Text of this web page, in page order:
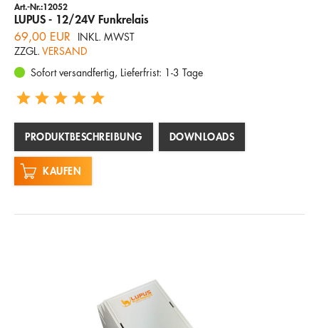
Art.-Nr.:12052
LUPUS - 12/24V Funkrelais
69,00 EUR
INKL. MWST
ZZGL. VERSAND
Sofort versandfertig, Lieferfrist: 1-3 Tage
PRODUKTBESCHREIBUNG DOWNLOADS
KAUFEN